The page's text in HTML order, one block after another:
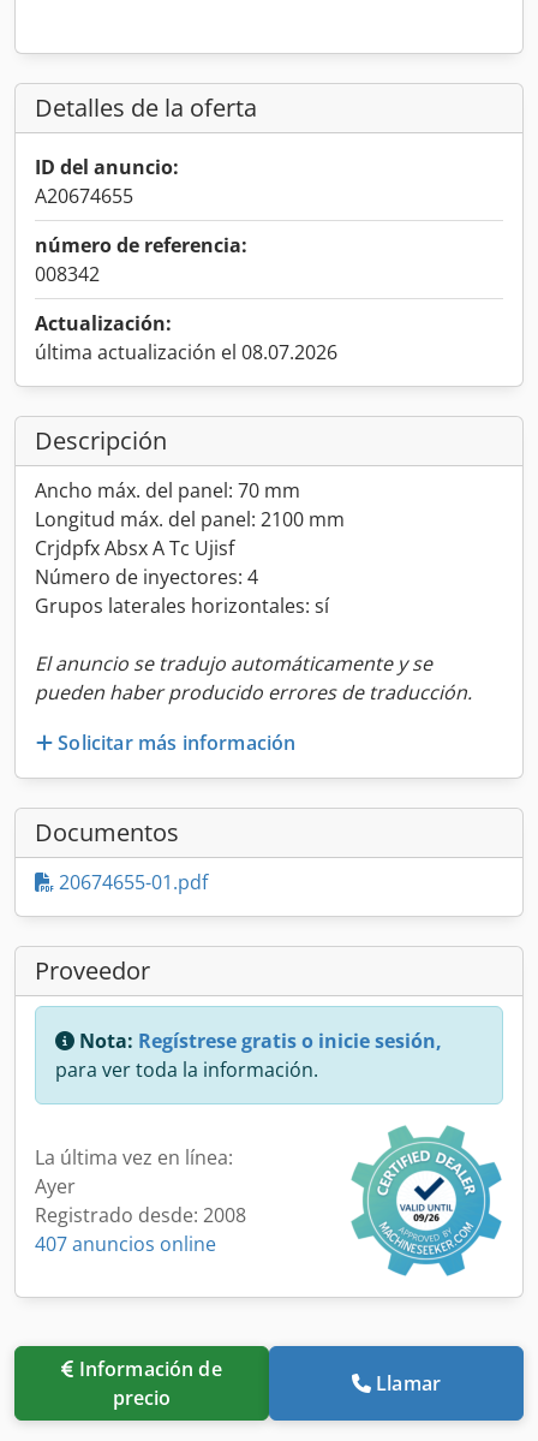
Detalles de la oferta
ID del anuncio:
A20674655
número de referencia:
008342
Actualización:
última actualización el 08.07.2026
Descripción
Ancho máx. del panel: 70 mm
Longitud máx. del panel: 2100 mm
Crjdpfx Absx A Tc Ujisf
Número de inyectores: 4
Grupos laterales horizontales: sí
El anuncio se tradujo automáticamente y se
pueden haber producido errores de traducción.
Solicitar más información
Documentos
20674655-01.pdf
Proveedor
Nota: Regístrese gratis o inicie sesión,
para ver toda la información.
La última vez en línea:
Ayer
Registrado desde: 2008
407 anuncios online
precio
Llamar